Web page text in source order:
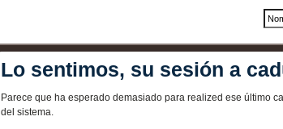
Lo sentimos, su sesión a
Parece que ha esperado demasiado para realized ese último
del sistema.